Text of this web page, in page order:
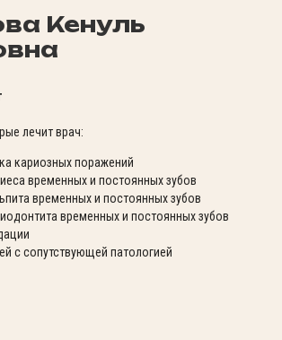
Кенуль
лечит врач:
кариозных поражений
временных и постоянных зубов
временных и постоянных зубов
временных и постоянных зубов
с сопутствующей патологией